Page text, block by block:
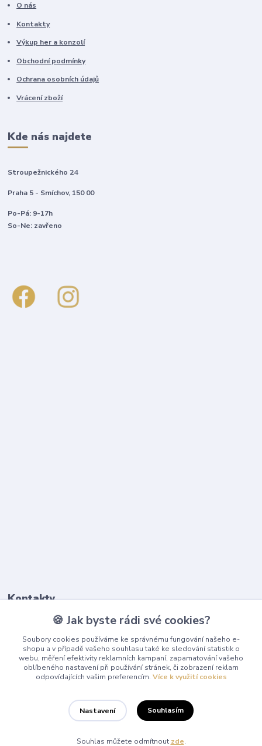
O nás
Kontakty
Výkup her a konzolí
Obchodní podmínky
Ochrana osobních údajů
Vrácení zboží
Kde nás najdete
Stroupežnického 24
Praha 5 - Smíchov, 150 00
Po-Pá: 9-17h
So-Ne: zavřeno
Kontakty
(Po-Pá, 9-17 hod.)
info@playcentrum.cz
🍪 Jak byste rádi své cookies?
Soubory cookies používáme ke správnému fungování našeho e-
shopu a v případě vašeho souhlasu také ke sledování statistik o
webu, měření efektivity reklamních kampaní, zapamatování vašeho
oblíbeného nastavení při používání stránek, či zobrazení reklam
odpovídajících vašim preferencím. Více k využití cookies
Nastavení Souhlasím
Souhlas můžete odmítnout zde.